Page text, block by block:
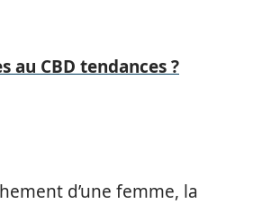
au CBD tendances ?
d’une femme, la